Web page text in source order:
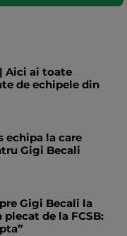
Aici ai toate
de echipele din
echipa la care
Gigi Becali
Gigi Becali la
de la FCSB: